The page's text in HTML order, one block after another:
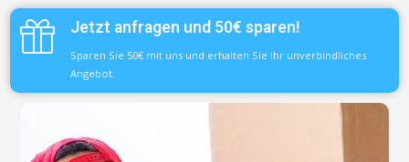
Jetzt anfragen und 50€ sparen!
Sparen Sie 50€ mit uns und erhalten Sie Ihr unverbindliches
Angebot.